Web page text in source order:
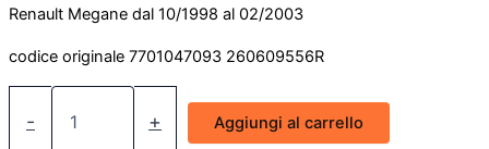
Renault Megane dal 10/1998 al 02/2003
codice originale 7701047093 260609556R
-
Anteriore
+ Aggiungi al carrello